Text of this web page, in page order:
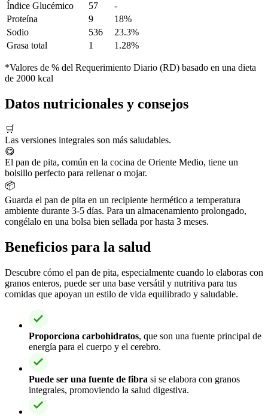
Índice Glucémico
57
-
Proteína
9
18%
Sodio
536
23.3%
Grasa total
1 1.28%
*Valores de % del Requerimiento Diario (RD) basado en una dieta
de 2000 kcal
Datos nutricionales y consejos
🛒
Las versiones integrales son más saludables.
😋
El pan de pita, común en la cocina de Oriente Medio, tiene un
bolsillo perfecto para rellenar o mojar.
📦
Guarda el pan de pita en un recipiente hermético a temperatura
ambiente durante 3-5 días. Para un almacenamiento prolongado,
congélalo en una bolsa bien sellada por hasta 3 meses.
Beneficios para la salud
Descubre cómo el pan de pita, especialmente cuando lo elaboras con
granos enteros, puede ser una base versátil y nutritiva para tus
comidas que apoyan un estilo de vida equilibrado y saludable.
Proporciona carbohidratos, que son una fuente principal de
energía para el cuerpo y el cerebro.
Puede ser una fuente de fibra si se elabora con granos
integrales, promoviendo la salud digestiva.